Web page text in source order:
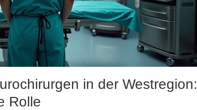
in der Westregion:
Rolle